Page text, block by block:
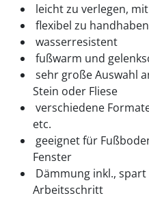
leicht zu verlegen,
flexibel zu handhaben
wasserresistent
fußwarm und
sehr große Auswahl
Stein oder Fliese
verschiedene
etc.
geeignet für
Fenster
Dämmung inkl.,
Arbeitsschritt